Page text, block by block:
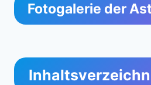
Fotogalerie der